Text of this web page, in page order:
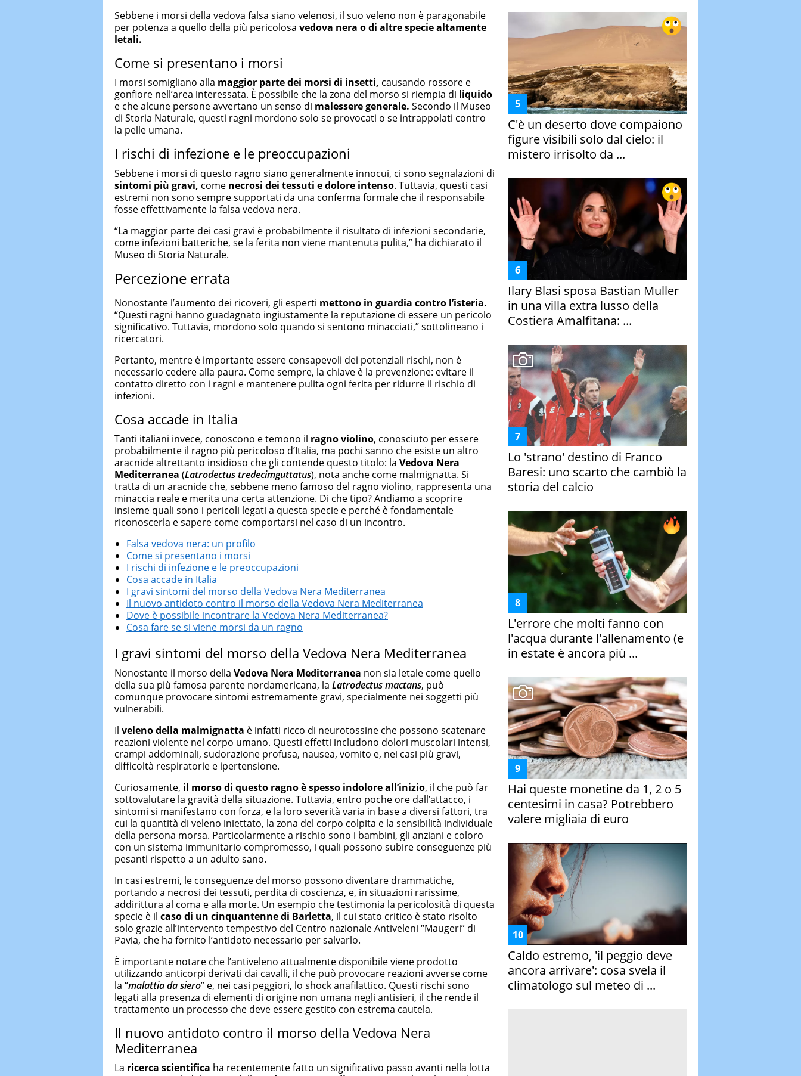
Sebbene i morsi della vedova falsa siano velenosi, il suo veleno non è paragonabile
per potenza a quello della più pericolosa vedova nera o di altre specie altamente
letali.
Come si presentano i morsi
I morsi somigliano alla maggior parte dei morsi di insetti, causando rossore e
gonfiore nell’area interessata. È possibile che la zona del morso si riempia di liquido
e che alcune persone avvertano un senso di malessere generale. Secondo il Museo
di Storia Naturale, questi ragni mordono solo se provocati o se intrappolati contro
la pelle umana.
I rischi di infezione e le preoccupazioni
Sebbene i morsi di questo ragno siano generalmente innocui, ci sono segnalazioni di
sintomi più gravi, come necrosi dei tessuti e dolore intenso. Tuttavia, questi casi
estremi non sono sempre supportati da una conferma formale che il responsabile
fosse effettivamente la falsa vedova nera.
“La maggior parte dei casi gravi è probabilmente il risultato di infezioni secondarie,
come infezioni batteriche, se la ferita non viene mantenuta pulita,” ha dichiarato il
Museo di Storia Naturale.
Percezione errata
Nonostante l’aumento dei ricoveri, gli esperti mettono in guardia contro l’isteria.
“Questi ragni hanno guadagnato ingiustamente la reputazione di essere un pericolo
significativo. Tuttavia, mordono solo quando si sentono minacciati,” sottolineano i
ricercatori.
Pertanto, mentre è importante essere consapevoli dei potenziali rischi, non è
necessario cedere alla paura. Come sempre, la chiave è la prevenzione: evitare il
contatto diretto con i ragni e mantenere pulita ogni ferita per ridurre il rischio di
infezioni.
Cosa accade in Italia
Tanti italiani invece, conoscono e temono il ragno violino, conosciuto per essere
probabilmente il ragno più pericoloso d’Italia, ma pochi sanno che esiste un altro
aracnide altrettanto insidioso che gli contende questo titolo: la Vedova Nera
Mediterranea (Latrodectus tredecimguttatus), nota anche come malmignatta. Si
tratta di un aracnide che, sebbene meno famoso del ragno violino, rappresenta una
minaccia reale e merita una certa attenzione. Di che tipo? Andiamo a scoprire
insieme quali sono i pericoli legati a questa specie e perché è fondamentale
riconoscerla e sapere come comportarsi nel caso di un incontro.
Falsa vedova nera: un profilo
Come si presentano i morsi
I rischi di infezione e le preoccupazioni
Cosa accade in Italia
I gravi sintomi del morso della Vedova Nera Mediterranea
Il nuovo antidoto contro il morso della Vedova Nera Mediterranea
Dove è possibile incontrare la Vedova Nera Mediterranea?
Cosa fare se si viene morsi da un ragno
I gravi sintomi del morso della Vedova Nera Mediterranea
Nonostante il morso della Vedova Nera Mediterranea non sia letale come quello
della sua più famosa parente nordamericana, la Latrodectus mactans, può
comunque provocare sintomi estremamente gravi, specialmente nei soggetti più
vulnerabili.
Il veleno della malmignatta è infatti ricco di neurotossine che possono scatenare
reazioni violente nel corpo umano. Questi effetti includono dolori muscolari intensi,
crampi addominali, sudorazione profusa, nausea, vomito e, nei casi più gravi,
difficoltà respiratorie e ipertensione.
Curiosamente, il morso di questo ragno è spesso indolore all’inizio, il che può far
sottovalutare la gravità della situazione. Tuttavia, entro poche ore dall’attacco, i
sintomi si manifestano con forza, e la loro severità varia in base a diversi fattori, tra
cui la quantità di veleno iniettato, la zona del corpo colpita e la sensibilità individuale
della persona morsa. Particolarmente a rischio sono i bambini, gli anziani e coloro
con un sistema immunitario compromesso, i quali possono subire conseguenze più
pesanti rispetto a un adulto sano.
In casi estremi, le conseguenze del morso possono diventare drammatiche,
portando a necrosi dei tessuti, perdita di coscienza, e, in situazioni rarissime,
addirittura al coma e alla morte. Un esempio che testimonia la pericolosità di questa
specie è il caso di un cinquantenne di Barletta, il cui stato critico è stato risolto
solo grazie all’intervento tempestivo del Centro nazionale Antiveleni “Maugeri” di
Pavia, che ha fornito l’antidoto necessario per salvarlo.
È importante notare che l’antiveleno attualmente disponibile viene prodotto
utilizzando anticorpi derivati dai cavalli, il che può provocare reazioni avverse come
la “malattia da siero” e, nei casi peggiori, lo shock anafilattico. Questi rischi sono
legati alla presenza di elementi di origine non umana negli antisieri, il che rende il
trattamento un processo che deve essere gestito con estrema cautela.
Il nuovo antidoto contro il morso della Vedova Nera
Mediterranea
La ricerca scientifica ha recentemente fatto un significativo passo avanti nella lotta
C'è un deserto dove compaiono
figure visibili solo dal cielo: il
mistero irrisolto da ...
Ilary Blasi sposa Bastian Muller
in una villa extra lusso della
Costiera Amalfitana: ...
Lo 'strano' destino di Franco
Baresi: uno scarto che cambiò la
storia del calcio
L'errore che molti fanno con
l'acqua durante l'allenamento (e
in estate è ancora più ...
Hai queste monetine da 1, 2 o 5
centesimi in casa? Potrebbero
valere migliaia di euro
Caldo estremo, 'il peggio deve
ancora arrivare': cosa svela il
climatologo sul meteo di ...